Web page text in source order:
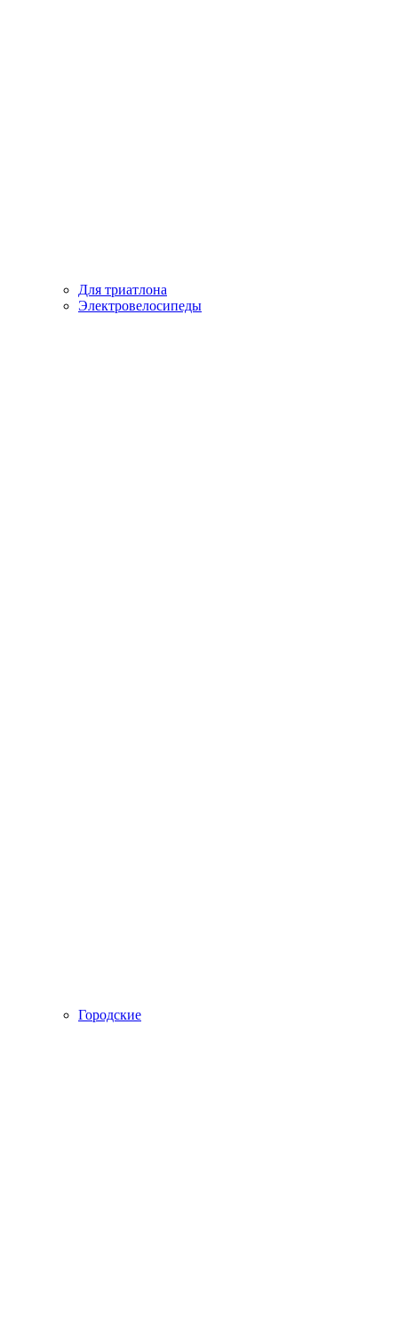
Для триатлона
Электровелосипеды
Городские